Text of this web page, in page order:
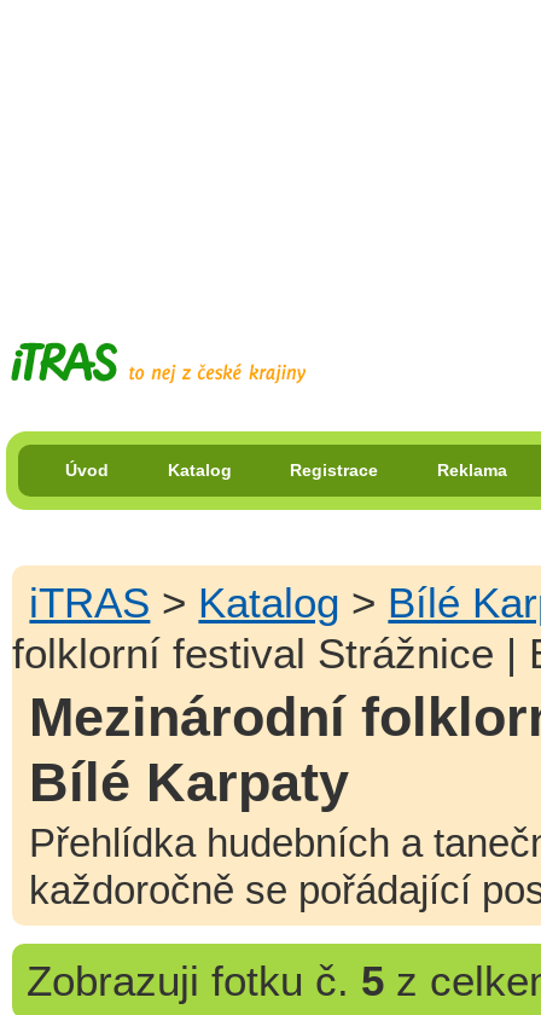
Úvod Katalog Registrace Reklama
iTRAS > Katalog > Bílé
folklorní festival Strážnice |
Mezinárodní
Bílé Karpaty
Přehlídka hudebních a
každoročně se pořádající
Zobrazuji fotku č. 5z